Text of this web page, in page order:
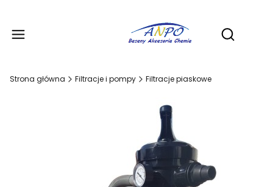
Otwórz
Strona główna Filtracje i pompy Filtracje piaskowe